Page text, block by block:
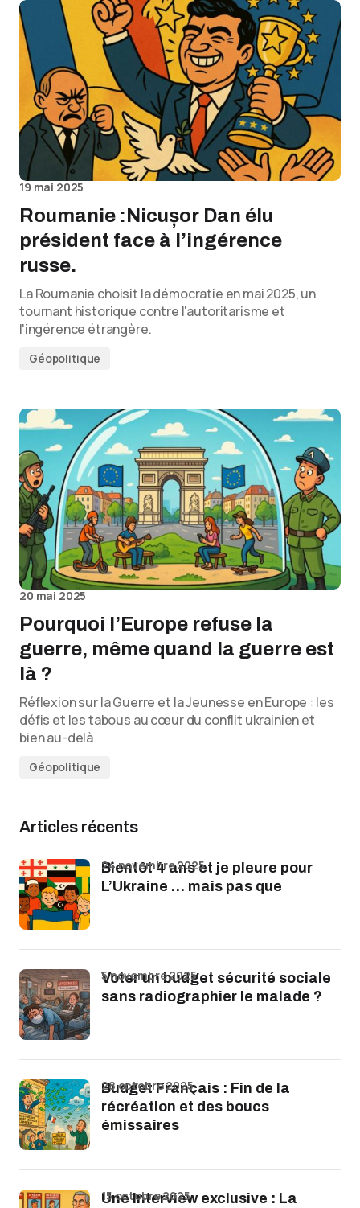
19 mai 2025
Roumanie :Nicușor Dan élu
président face à l’ingérence
russe.
La Roumanie choisit la démocratie en mai 2025, un
tournant historique contre l'autoritarisme et
l'ingérence étrangère.
Géopolitique
20 mai 2025
Pourquoi l’Europe refuse la
guerre, même quand la guerre est
là ?
Réflexion sur la Guerre et la Jeunesse en Europe : les
défis et les tabous au cœur du conflit ukrainien et
bien au-delà
Géopolitique
Articles récents
Bientôt 4 ans et je pleure pour
L’Ukraine … mais pas que
24 novembre 2025
Voter un budget sécurité sociale
sans radiographier le malade ?
5 novembre 2025
Budget Français : Fin de la
récréation et des boucs
émissaires
28 octobre 2025
Une Interview exclusive : La
15 octobre 2025